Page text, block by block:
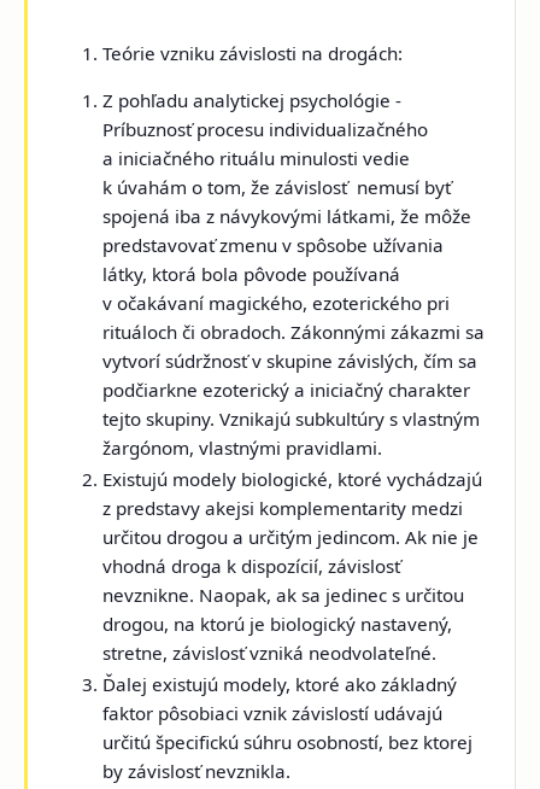
Teórie vzniku závislosti na drogách:
Z pohľadu analytickej psychológie -
Príbuznosť procesu individualizačného
a iniciačného rituálu minulosti vedie
k úvahám o tom, že závislosť nemusí byť
spojená iba z návykovými látkami, že môže
predstavovať zmenu v spôsobe užívania
látky, ktorá bola pôvode používaná
v očakávaní magického, ezoterického pri
rituáloch či obradoch. Zákonnými zákazmi sa
vytvorí súdržnosť v skupine závislých, čím sa
podčiarkne ezoterický a iniciačný charakter
tejto skupiny. Vznikajú subkultúry s vlastným
žargónom, vlastnými pravidlami.
Existujú modely biologické, ktoré vychádzajú
z predstavy akejsi komplementarity medzi
určitou drogou a určitým jedincom. Ak nie je
vhodná droga k dispozícií, závislosť
nevznikne. Naopak, ak sa jedinec s určitou
drogou, na ktorú je biologický nastavený,
stretne, závislosť vzniká neodvolateľné.
Ďalej existujú modely, ktoré ako základný
faktor pôsobiaci vznik závislostí udávajú
určitú špecifickú súhru osobností, bez ktorej
by závislosť nevznikla.